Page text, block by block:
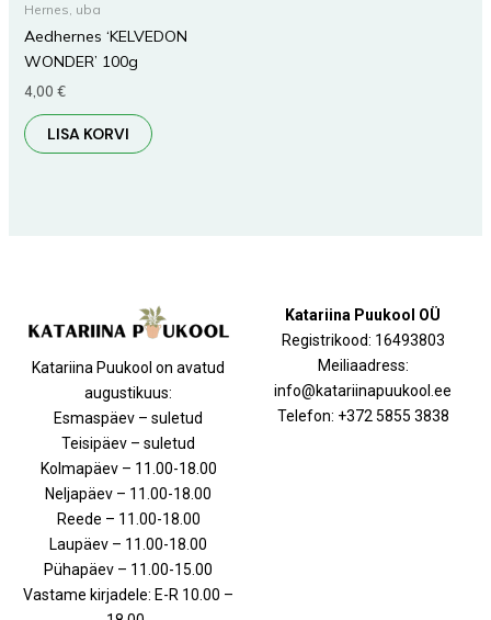
Hernes, uba
Aedhernes ‘KELVEDON
WONDER’ 100g
4,00 €
LISA KORVI
Katariina Puukool on avatud
augustikuus:
Esmaspäev – suletud
Teisipäev – suletud
Kolmapäev – 11.00-18.00
Neljapäev – 11.00-18.00
Reede – 11.00-18.00
Laupäev – 11.00-18.00
Pühapäev – 11.00-15.00
Vastame kirjadele: E-R 10.00 –
Katariina Puukool OÜ
Registrikood: 16493803
Meiliaadress:
info@katariinapuukool.ee
Telefon: +372 5855 3838